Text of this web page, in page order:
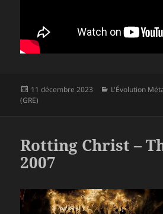
Publié
le
11 décembre 2023 Catégories
L'Évolution
(GRE)
Rotting Christ –
2007